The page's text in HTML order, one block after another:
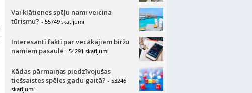
Vai klātienes spēļu nami veicina
tūrismu? - 55749 skatījumi
Interesanti fakti par vecākajiem biržu
namiem pasaulē - 54291 skatījumi
Kādas pārmaiņas piedzīvojušas
tiešsaistes spēles gadu gaitā? - 53246
skatījumi